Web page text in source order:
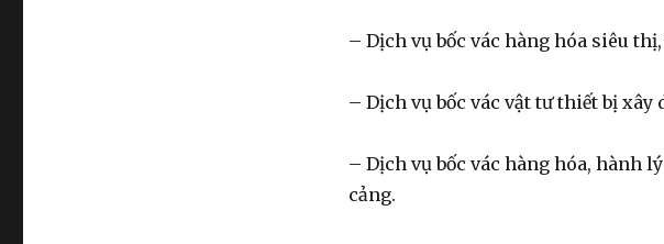
– Dịch vụ bốc vác hàng hóa siêu
– Dịch vụ bốc vác vật tư thiết bị xây
– Dịch vụ bốc vác hàng hóa, hành
cảng.